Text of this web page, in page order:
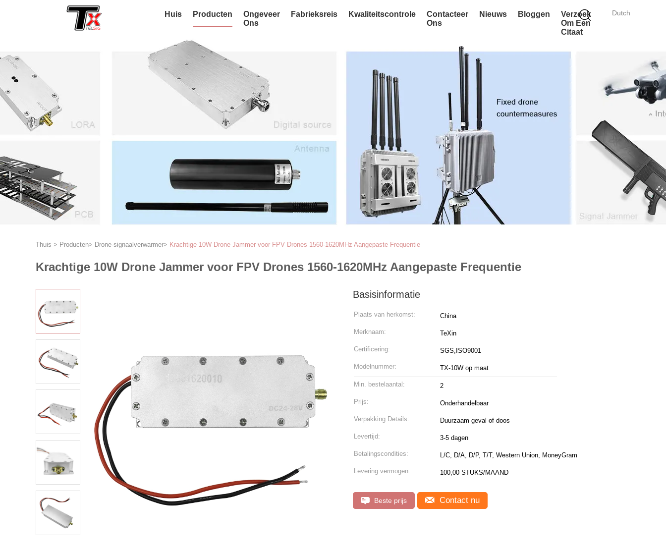
Dutch
Huis Producten
Ongeveer
Ons
Fabrieksreis Kwaliteitscontrole
Contacteer
Ons
Nieuws Bloggen
Verzoek
Om Een
Citaat
Thuis > Producten> Drone-signaalverwarmer> Krachtige 10W Drone Jammer voor FPV Drones 1560-1620MHz Aangepaste Frequentie
Krachtige 10W Drone Jammer voor FPV Drones 1560-1620MHz Aangepaste Frequentie
Basisinformatie
Plaats van herkomst: China
Merknaam: TeXin
Certificering: SGS,ISO9001
Modelnummer: TX-10W op maat
Min. bestelaantal: 2
Prijs: Onderhandelbaar
Verpakking Details: Duurzaam geval of doos
Levertijd: 3-5 dagen
Betalingscondities: L/C, D/A, D/P, T/T, Western Union, MoneyGram
Levering vermogen: 100,00 STUKS/MAAND
Beste prijs Contact nu